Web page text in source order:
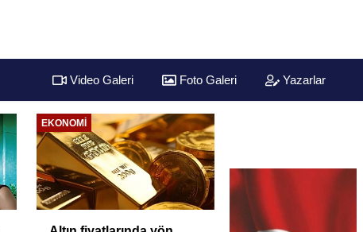
Video Galeri Foto Galeri Yazarlar
EKONOMI